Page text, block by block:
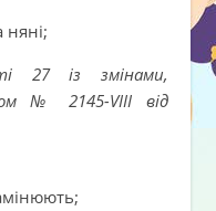
няні;
27 із змінами,
№ 2145-VIII від